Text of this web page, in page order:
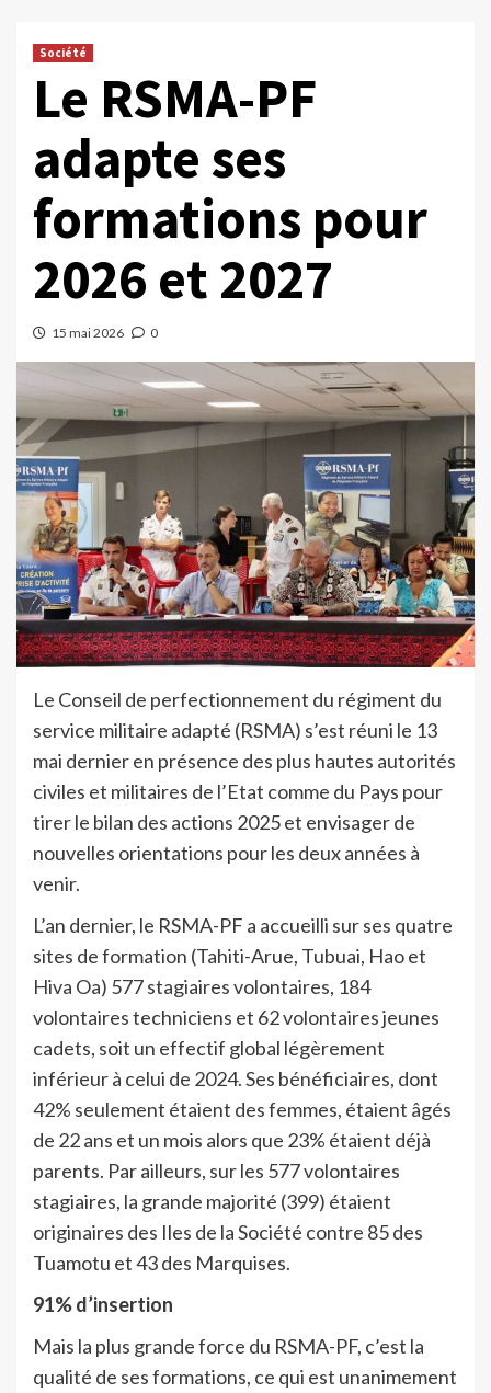
Société
Le RSMA-PF
adapte ses
formations pour
2026 et 2027
15 mai 2026 0
Le Conseil de perfectionnement du régiment du
service militaire adapté (RSMA) s’est réuni le 13
mai dernier en présence des plus hautes autorités
civiles et militaires de l’Etat comme du Pays pour
tirer le bilan des actions 2025 et envisager de
nouvelles orientations pour les deux années à
venir.
L’an dernier, le RSMA-PF a accueilli sur ses quatre
sites de formation (Tahiti-Arue, Tubuai, Hao et
Hiva Oa) 577 stagiaires volontaires, 184
volontaires techniciens et 62 volontaires jeunes
cadets, soit un effectif global légèrement
inférieur à celui de 2024. Ses bénéficiaires, dont
42% seulement étaient des femmes, étaient âgés
de 22 ans et un mois alors que 23% étaient déjà
parents. Par ailleurs, sur les 577 volontaires
stagiaires, la grande majorité (399) étaient
originaires des Iles de la Société contre 85 des
Tuamotu et 43 des Marquises.
91% d’insertion
Mais la plus grande force du RSMA-PF, c’est la
qualité de ses formations, ce qui est unanimement